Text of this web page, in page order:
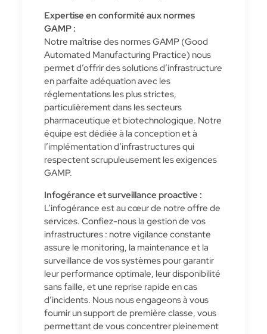
Expertise en conformité aux normes
GAMP :
Notre maîtrise des normes GAMP (Good
Automated Manufacturing Practice) nous
permet d’offrir des solutions d’infrastructure
en parfaite adéquation avec les
réglementations les plus strictes,
particulièrement dans les secteurs
pharmaceutique et biotechnologique. Notre
équipe est dédiée à la conception et à
l’implémentation d’infrastructures qui
respectent scrupuleusement les exigences
GAMP.
Infogérance et surveillance proactive :
L’infogérance est au cœur de notre offre de
services. Confiez-nous la gestion de vos
infrastructures : notre vigilance constante
assure le monitoring, la maintenance et la
surveillance de vos systèmes pour garantir
leur performance optimale, leur disponibilité
sans faille, et une reprise rapide en cas
d’incidents. Nous nous engageons à vous
fournir un support de première classe, vous
permettant de vous concentrer pleinement